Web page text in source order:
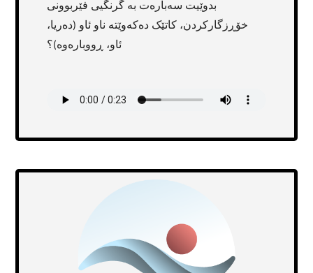
بدوێیت سەبارەت بە گرنگیی فێربوونی
خۆڕزگارکردن، کاتێک دەکەوێتە ناو ئاو (دەریا،
ئاو، ڕووبارەوە)؟